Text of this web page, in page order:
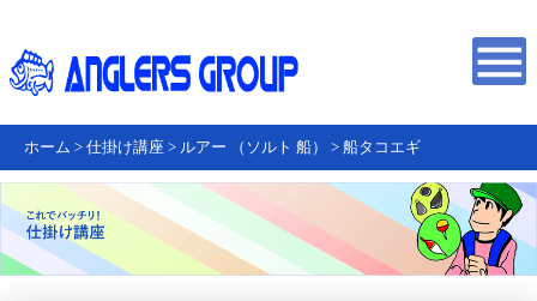
ホーム > 仕掛け講座 > ルアー （ソルト 船） > 船タコエギ